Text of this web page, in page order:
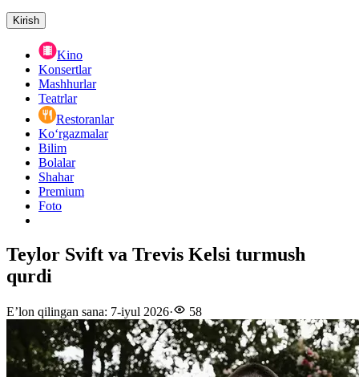
Kirish
Kino
Konsertlar
Mashhurlar
Teatrlar
Restoranlar
Ko‘rgazmalar
Bilim
Bolalar
Shahar
Premium
Foto
Teylor Svift va Trevis Kelsi turmush
qurdi
E’lon qilingan sana: 7-iyul 2026· 58